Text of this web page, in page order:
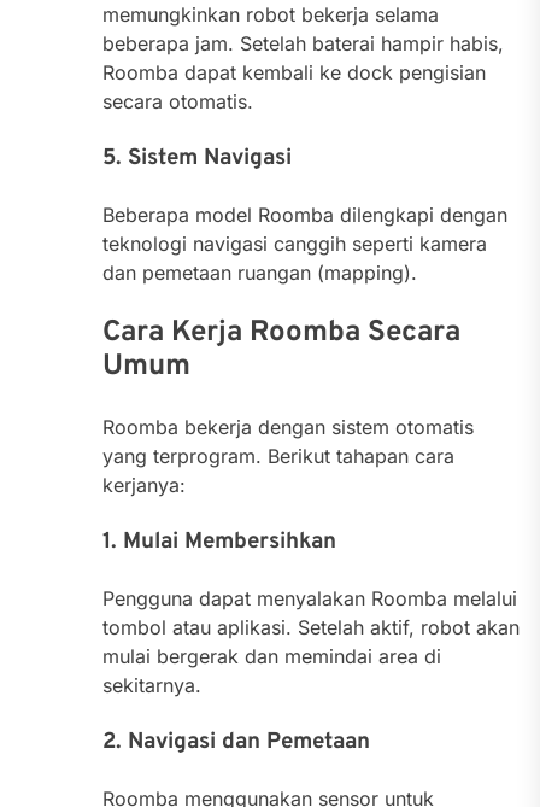
memungkinkan robot bekerja selama
beberapa jam. Setelah baterai hampir habis,
Roomba dapat kembali ke dock pengisian
secara otomatis.
5. Sistem Navigasi
Beberapa model Roomba dilengkapi dengan
teknologi navigasi canggih seperti kamera
dan pemetaan ruangan (mapping).
Cara Kerja Roomba Secara
Umum
Roomba bekerja dengan sistem otomatis
yang terprogram. Berikut tahapan cara
kerjanya:
1. Mulai Membersihkan
Pengguna dapat menyalakan Roomba melalui
tombol atau aplikasi. Setelah aktif, robot akan
mulai bergerak dan memindai area di
sekitarnya.
2. Navigasi dan Pemetaan
Roomba menggunakan sensor untuk